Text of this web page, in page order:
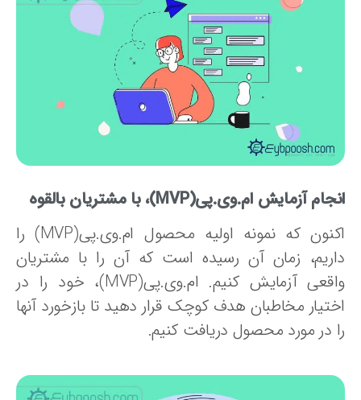
آزمایشام.وی.پی(MVP) ،با مشتریان بالقوه
اکنون که نمونه اولیه محصول ام.وی.پی(MVP) را
زمان آن رسیده است که آن را با مشتریان
واقعی آزمایش کنیم. ام.وی.پی(MVP)، خود را در
مخاطبان هدف کوچک قرار دهید تا بازخورد آنها
در مورد محصول دریافت کنیم.